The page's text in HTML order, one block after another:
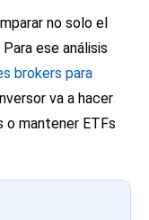
no solo el
ese análisis
brokers para
va a hacer
o mantener ETFs